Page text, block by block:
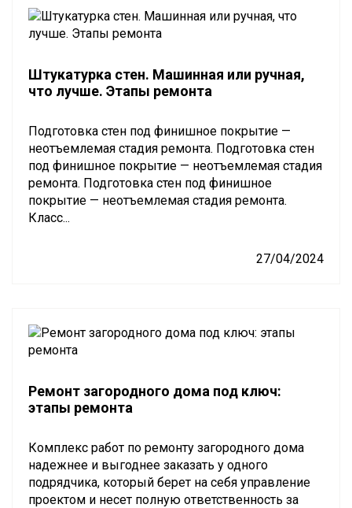
Штукатурка стен. Машинная или ручная,
что лучше. Этапы ремонта
Подготовка стен под финишное покрытие —
неотъемлемая стадия ремонта. Подготовка стен
под финишное покрытие — неотъемлемая стадия
ремонта. Подготовка стен под финишное
покрытие — неотъемлемая стадия ремонта.
Класс...
27/04/2024
Ремонт загородного дома под ключ:
этапы ремонта
Комплекс работ по ремонту загородного дома
надежнее и выгоднее заказать у одного
подрядчика, который берет на себя управление
проектом и несет полную ответственность за